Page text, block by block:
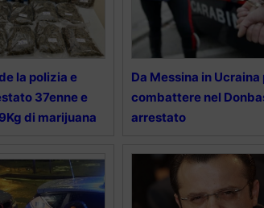
la polizia e
37enne e
di marijuana
Da Messina in Ucraina
combattere nel
arrestato